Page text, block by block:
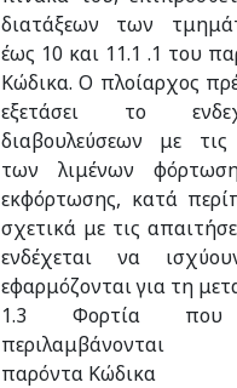
διατάξεων των
έως 10 και 11.1 .1 του
Κώδικα. Ο πλοίαρχος
εξετάσει το
διαβουλεύσεων με τις
των λιμένων
εκφόρτωσης, κατά
σχετικά με τις
ενδέχεται να
εφαρμόζονται για τη
1.3 Φορτία
περιλαμβάνονται
παρόντα Κώδικα